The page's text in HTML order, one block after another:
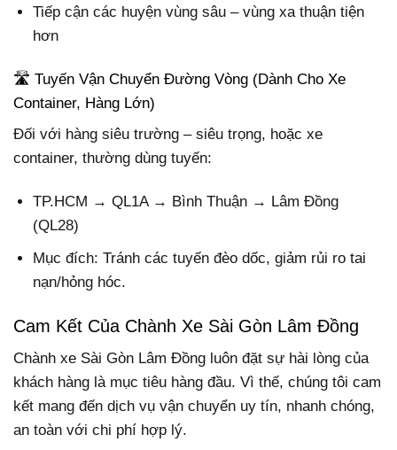
Tiếp cận các huyện vùng sâu – vùng xa thuận tiện
hơn
🛣️ Tuyến Vận Chuyển Đường Vòng (Dành Cho Xe
Container, Hàng Lớn)
Đối với hàng siêu trường – siêu trọng, hoặc xe
container, thường dùng tuyến:
TP.HCM → QL1A → Bình Thuận → Lâm Đồng
(QL28)
Mục đích: Tránh các tuyến đèo dốc, giảm rủi ro tai
nạn/hỏng hóc.
Cam Kết Của Chành Xe Sài Gòn Lâm Đồng
Chành xe Sài Gòn Lâm Đồng luôn đặt sự hài lòng của
khách hàng là mục tiêu hàng đầu. Vì thế, chúng tôi cam
kết mang đến dịch vụ vận chuyển uy tín, nhanh chóng,
an toàn với chi phí hợp lý.